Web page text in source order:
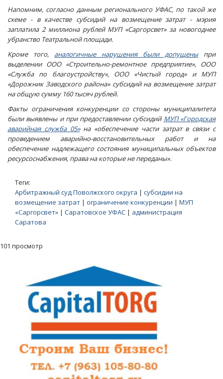
Напомним, согласно данным регионального УФАС, по такой же
схеме - в качестве субсидий на возмещение затрат - мэрия
заплатила 2 миллиона рублей МУП «Саргорсвет» за новогоднее
убранство Театральной площади.
Кроме того, аналогичные нарушения были допущеныпри
выделении ООО «Строительно-ремонтное предприятие», ООО
«Служба по благоустройству», ООО «Чистый город» и МУП
«Дорожник Заводского района» субсидий на возмещение затрат
на общую сумму 160 тысяч рублей.
Факты ограничения конкуренции со стороны муниципалитета
были выявлены и при предоставлении субсидий МУП «Городская
аварийная служба 05»на «обеспечение части затрат в связи с
проведением аварийно-восстановительных работ и на
обеспечение надлежащего состояния муниципальных объектов
ресурсоснабжения, права на которые не переданы».
Теги:
Арбитражный суд Поволжского округа | субсидии на
возмещение затрат | ограничение конкуренции | МУП
«Саргорсвет» | Саратовское УФАС | администрация
Саратова
101 просмотр